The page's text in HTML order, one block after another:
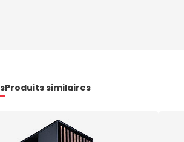
Produits similaires